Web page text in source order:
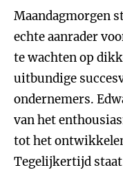
Maandagmorgen
echte aanrader
te wachten op
uitbundige
ondernemers.
van het
tot het
Tegelijkertijd